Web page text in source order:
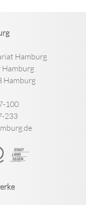
Hamburg
Hamburg
Hamburg
100
233